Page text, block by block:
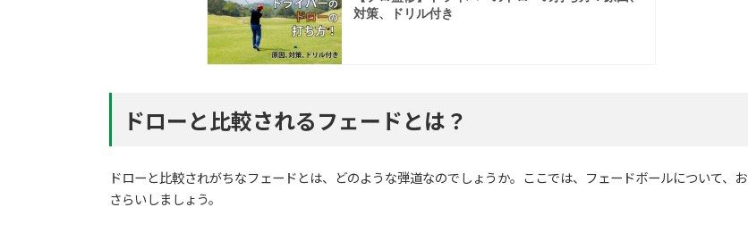
ドローと比較されるフェードとは？
ドローと比較されがちなフェードとは、どのような弾道なのでしょうか。ここでは、フェードボールについて、お
さらいしましょう。